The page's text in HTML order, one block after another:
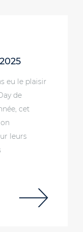
eu le plaisir
de
cet
leurs